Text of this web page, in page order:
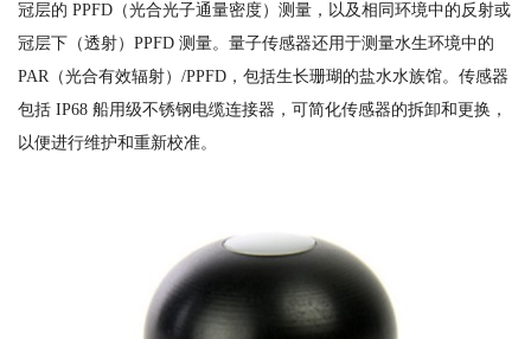
冠层的 PPFD（光合光子通量密度）测量，以及相同环境中的反射或
冠层下（透射）PPFD 测量。量子传感器还用于测量水生环境中的
PAR（光合有效辐射）/PPFD，包括生长珊瑚的盐水水族馆。传感器
包括 IP68 船用级不锈钢电缆连接器，可简化传感器的拆卸和更换，
以便进行维护和重新校准。